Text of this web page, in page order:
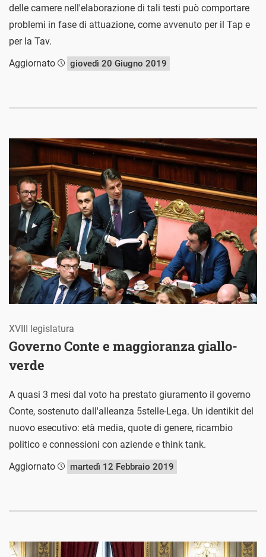
delle camere nell'elaborazione di tali testi può comportare
problemi in fase di attuazione, come avvenuto per il Tap e
per la Tav.
Aggiornato
giovedì 20 Giugno 2019
Governo Conte e maggioranza giallo-
verde
XVIII legislatura
A quasi 3 mesi dal voto ha prestato giuramento il governo
Conte, sostenuto dall'alleanza 5stelle-Lega. Un identikit del
nuovo esecutivo: età media, quote di genere, ricambio
politico e connessioni con aziende e think tank.
Aggiornato
martedì 12 Febbraio 2019